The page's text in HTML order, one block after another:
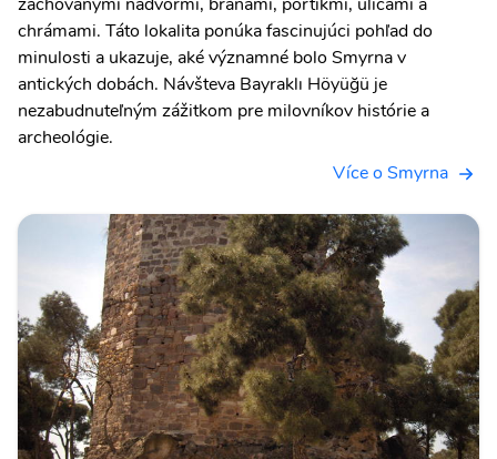
chrámami. Táto lokalita ponúka fascinujúci pohľad do
minulosti a ukazuje, aké významné bolo Smyrna v
antických dobách. Návšteva Bayraklı Höyüğü je
nezabudnuteľným zážitkom pre milovníkov histórie a
archeológie.
Více o Smyrna